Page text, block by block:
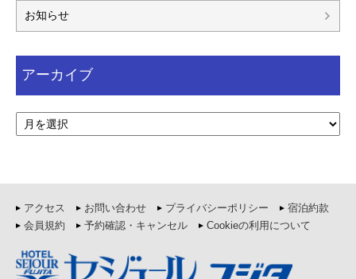
お知らせ
アーカイブ
アクセス お問い合わせ プライバシーポリシー
宿泊約款
会員規約
予約確認・キャンセル Cookieの利用について